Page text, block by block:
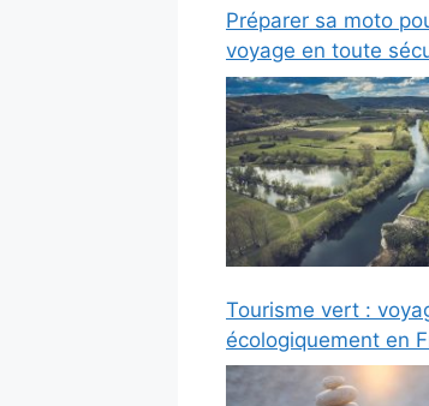
Préparer sa moto
voyage en toute
Tourisme vert :
écologiquement en